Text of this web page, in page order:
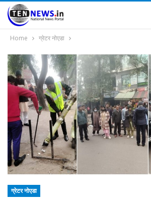
Home ग्रेटर नोएडा
ग्रेटर नोएडा